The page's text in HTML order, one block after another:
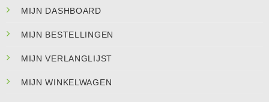
MIJN DASHBOARD
MIJN BESTELLINGEN
MIJN VERLANGLIJST
MIJN WINKELWAGEN